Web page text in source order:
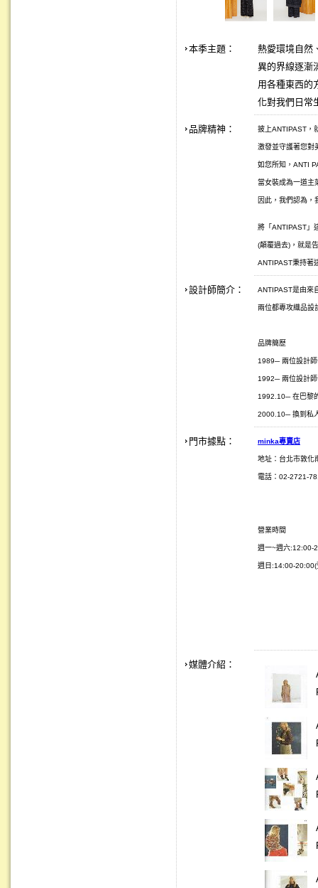
本季主題：
熱愛環境自然
異的界線逐漸
用各種東西的
化對我們日常
品牌精神： 披上ANTIPAST，
激發並守護著您對
如您所知，ANTI
當女裝成為一道主
因此，我們認為，
將「ANTIPAST」
(顛覆過去)，就是
ANTIPAST秉持著
設計師簡介： ANTIPAST是由來
兩位都專攻織品設
品牌簡歷
1989─ 兩位設計
1992─ 兩位設計
1992.10─ 在巴黎
2000.10─ 換到私
門市據點： minka專賣店
地址：台北市敦化
電話：02-2721-
營業時間
週一~週六:12:00-
週日:14:00-20:00(
媒體介紹：